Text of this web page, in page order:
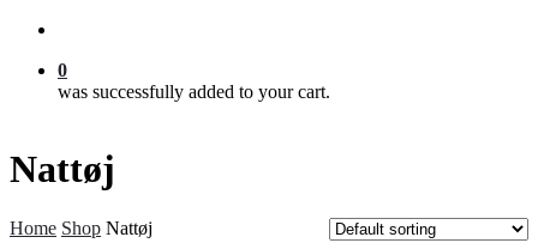
0
was successfully added to your cart.
Nattøj
Home Shop Nattøj